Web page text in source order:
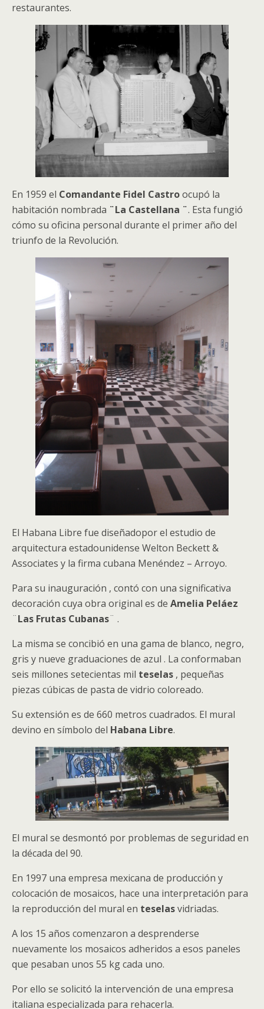
restaurantes.
En 1959 el Comandante Fidel Castroocupó la
habitación nombrada ¨La Castellana ¨. Esta fungió
cómo su oficina personal durante el primer año del
triunfo de la Revolución.
El Habana Libre fue diseñadopor el estudio de
arquitectura estadounidense Welton Beckett &
Associates y la firma cubana Menéndez – Arroyo.
Para su inauguración , contó con una significativa
decoración cuya obra original es de Amelia Peláez
¨Las Frutas Cubanas¨ .
La misma se concibió en una gama de blanco, negro,
gris y nueve graduaciones de azul . La conformaban
seis millones setecientas mil teselas , pequeñas
piezas cúbicas de pasta de vidrio coloreado.
Su extensión es de 660 metros cuadrados. El mural
devino en símbolo del Habana Libre.
El mural se desmontó por problemas de seguridad en
la década del 90.
En 1997 una empresa mexicana de producción y
colocación de mosaicos, hace una interpretación para
la reproducción del mural en teselasvidriadas.
A los 15 años comenzaron a desprenderse
nuevamente los mosaicos adheridos a esos paneles
que pesaban unos 55 kg cada uno.
Por ello se solicitó la intervención de una empresa
italiana especializada para rehacerla.